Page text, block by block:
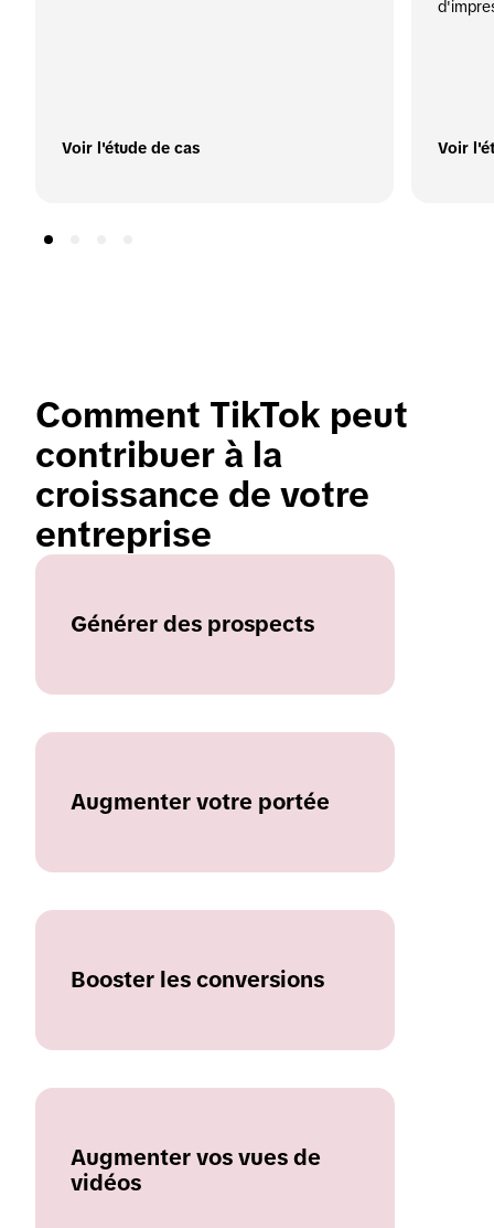
Voir l'étude de cas Voir
Comment TikTok peut
contribuer à la
croissance de votre
entreprise
Générer des prospects
Augmenter votre portée
Booster les conversions
Augmenter vos vues de
vidéos